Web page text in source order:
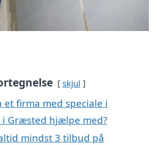
skjul
et firma med speciale i
Græsted hjælpe med?
mindst 3 tilbud på